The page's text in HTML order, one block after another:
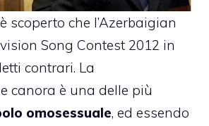
scoperto che l’Azerbaigian
Song Contest 2012 in
contrari. La
canora è una delle più
omosessuale, ed essendo